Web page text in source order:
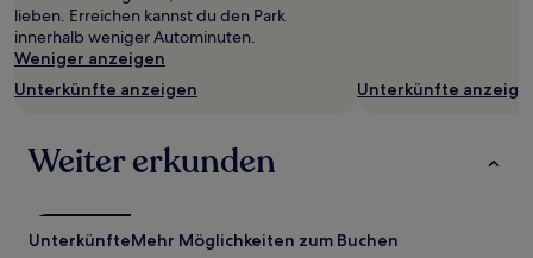
sich
ändern.
Es
können
zusätzliche
lieben. Erreichen kannst du den Park
innerhalb weniger Autominuten.
Weniger anzeigen
Unterkünfte anzeigen
Unterkünfte
Weiter erkunden
UnterkünfteMehr Möglichkeiten zum Buchen